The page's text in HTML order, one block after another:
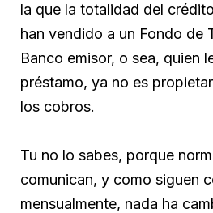
la que la totalidad del
han vendido a un Fondo de
Banco emisor, o sea, quien
préstamo, ya no es
los cobros.
Tu no lo sabes, porque
comunican, y como siguen
mensualmente, nada ha